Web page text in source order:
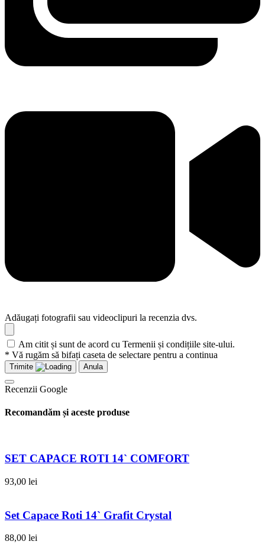
Adăugați fotografii sau videoclipuri la recenzia dvs.
Am citit și sunt de acord cu Termenii și condițiile site-ului.
* Vă rugăm să bifați caseta de selectare pentru a continua
Trimite Anula
Recenzii Google
Recomandăm și aceste produse
SET CAPACE ROTI 14` COMFORT
93,00 lei
Set Capace Roti 14` Grafit Crystal
88,00 lei